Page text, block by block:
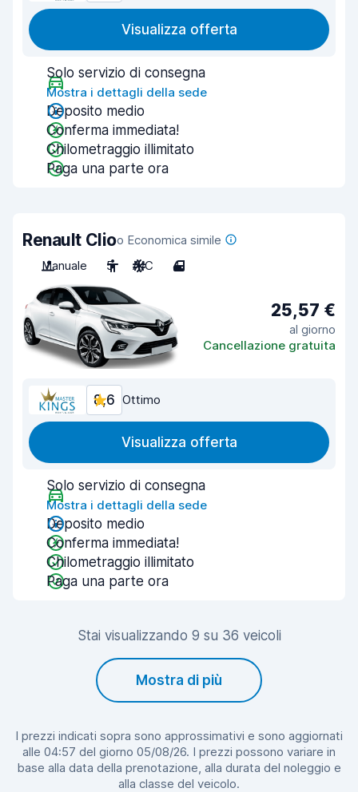
Visualizza offerta
Solo servizio di consegna
Mostra i dettagli della sede
Deposito medio
Conferma immediata!
Chilometraggio illimitato
Paga una parte ora
Renault Clioo Economica simile
Manuale
5 A/C 4
25,57 €
al giorno
Cancellazione gratuita
8,6 Ottimo
Visualizza offerta
Solo servizio di consegna
Mostra i dettagli della sede
Deposito medio
Conferma immediata!
Chilometraggio illimitato
Paga una parte ora
Stai visualizzando 9 su 36 veicoli
Mostra di più
I prezzi indicati sopra sono approssimativi e sono aggiornati
alle 04:57 del giorno 05/08/26. I prezzi possono variare in
base alla data della prenotazione, alla durata del noleggio e
alla classe del veicolo.